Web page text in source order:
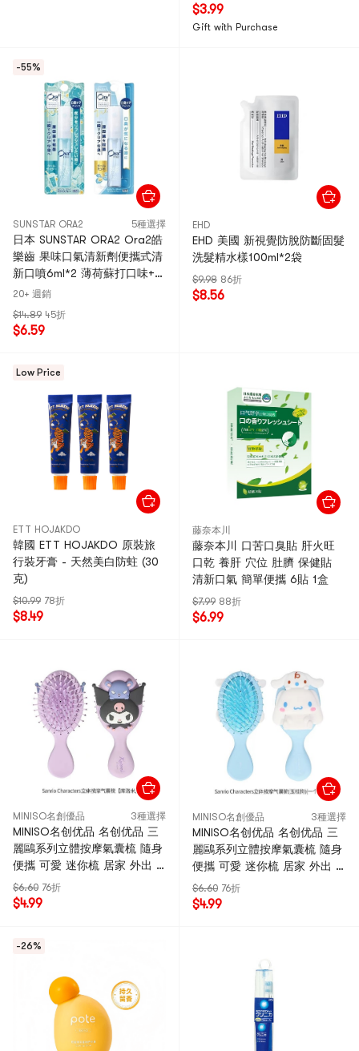
$3.99
Gift with Purchase
-55%
SUNSTAR ORA2 5種選擇
日本 SUNSTAR ORA2 Ora2皓
樂齒 果味口氣清新劑便攜式清
新口噴6ml*2 薄荷蘇打口味+
清涼薄荷味
20+ 週銷
$14.89 45折
$6.59
EHD
EHD 美國 新視覺防脫防斷固髮
洗髮精水樣100ml*2袋
$9.98 86折
$8.56
Low Price
ETT HOJAKDO
韓國 ETT HOJAKDO 原裝旅
行裝牙膏 - 天然美白防蛀 (30
克)
$10.99 78折
$8.49
藤奈本川
藤奈本川 口苦口臭貼 肝火旺
口乾 養肝 穴位 肚臍 保健貼
清新口氣 簡單便攜 6貼 1盒
$7.99 88折
$6.99
MINISO名創優品 3種選擇
MINISO名创优品 名创优品 三
麗鷗系列立體按摩氣囊梳 隨身
便攜 可愛 迷你梳 居家 外出 -
酷洛米 1個
$6.60 76折
$4.99
MINISO名創優品 3種選擇
MINISO名创优品 名创优品 三
麗鷗系列立體按摩氣囊梳 隨身
便攜 可愛 迷你梳 居家 外出 -
大耳狗 1個
$6.60 76折
$4.99
-26%